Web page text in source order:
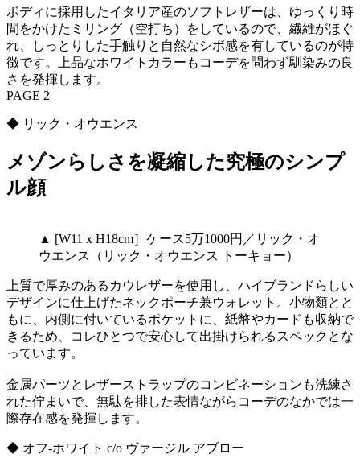
ボディに採用したイタリア産のソフトレザーは、ゆっくり時
間をかけたミリング（空打ち）をしているので、繊維がほぐ
れ、しっとりした手触りと自然なシボ感を有しているのが特
徴です。上品なホワイトカラーもコーデを問わず馴染みの良
さを発揮します。
PAGE 2
◆ リック・オウエンス
メゾンらしさを凝縮した究極のシンプ
ル顔
▲ [W11 x H18cm］ケース5万1000円／リック・オ
ウエンス（リック・オウエンス トーキョー）
上質で厚みのあるカウレザーを使用し、ハイブランドらしい
デザインに仕上げたネックポーチ兼ウォレット。小物類とと
もに、内側に付いているポケットに、紙幣やカードも収納で
きるため、コレひとつで安心して出掛けられるスペックとな
っています。
金属パーツとレザーストラップのコンビネーションも洗練さ
れた佇まいで、無駄を排した表情ながらコーデのなかでは一
際存在感を発揮します。
◆ オフ-ホワイト c/o ヴァージル アブロー